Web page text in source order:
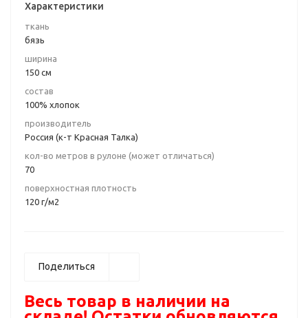
Характеристики
ткань
бязь
ширина
150 см
состав
100% хлопок
производитель
Россия (к-т Красная Талка)
кол-во метров в рулоне (может отличаться)
70
поверхностная плотность
120 г/м2
Поделиться
Весь товар в наличии на